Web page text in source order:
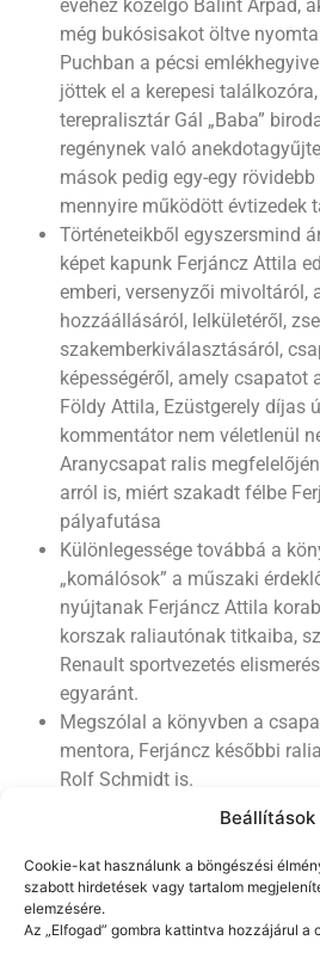
Beállítások
Cookie-kat használunk a böngészési
szabott hirdetések vagy tartalom
elemzésére.
Az „Elfogad” gombra kattintva hozzájárul
évéhez közelgő Bálint Árpád,
még bukósisakot öltve
Puchban a pécsi
jöttek el a kerepesi
terepralisztár Gál „Baba”
regénynek való
mások pedig egy-egy
mennyire működött évtizedek
Történeteikből egyszersmind
képet kapunk Ferjáncz Attila
emberi, versenyzői mivoltáról,
hozzáállásáról, lelkületéről,
szakemberkiválasztásáról,
képességéről, amely csapatot
Földy Attila, Ezüstgerely díjas
kommentátor nem véletlenül
Aranycsapat ralis
arról is, miért szakadt félbe
pályafutása
Különlegessége továbbá a
„komálósok” a műszaki
nyújtanak Ferjáncz Attila
korszak raliautónak titkaiba,
Renault sportvezetés
egyaránt.
Megszólal a könyvben a
mentora, Ferjáncz későbbi
Rolf Schmidt is.
Shop